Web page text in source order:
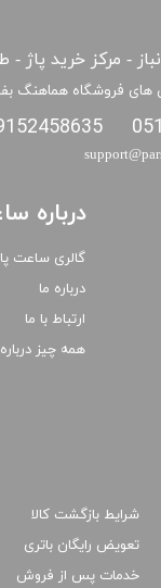
- مرکز خرید پاژ -
فروشگاه هماهنگ
درباره
گالری ساعت
درباره ما
ارتباط با ما
همه چیز
شرایط بازگشت کالا
تعویض رایگان باتری
خدمات پس از فروش